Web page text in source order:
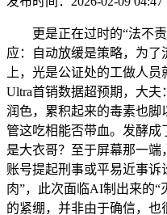
更是正在过时的“法不责
应：自动放缓是策略，为
上，光是公证处的工做人员
Ultra首销数据超预期，大夫
润色，累积起来的毒素也
管这吃相能否带血。发酵成
是大衣哥？至于屏幕那一
账号提起刑事或平易近事诉
肉”，此次面临AI制出来的“
的紧绷，并非由于确信，也